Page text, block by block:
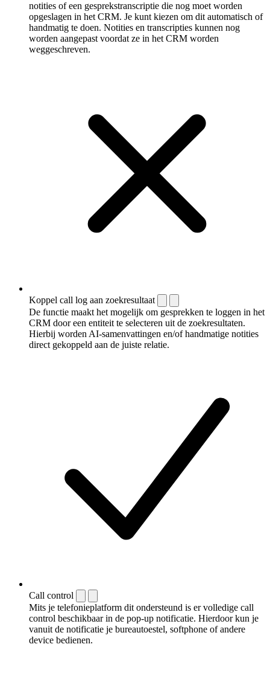
notities of een gespreks­transcriptie die nog moet worden
opgeslagen in het CRM. Je kunt kiezen om dit automatisch of
handmatig te doen. Notities en transcripties kunnen nog
worden aangepast voordat ze in het CRM worden
weggeschreven.
Koppel call log aan zoekresultaat
De functie maakt het mogelijk om gesprekken te loggen in het
CRM door een entiteit te selecteren uit de zoekresultaten.
Hierbij worden AI-samenvattingen en/of handmatige notities
direct gekoppeld aan de juiste relatie.
Call control
Mits je telefonieplatform dit ondersteund is er volledige call
control beschikbaar in de pop-up notificatie. Hierdoor kun je
vanuit de notificatie je bureautoestel, softphone of andere
device bedienen.